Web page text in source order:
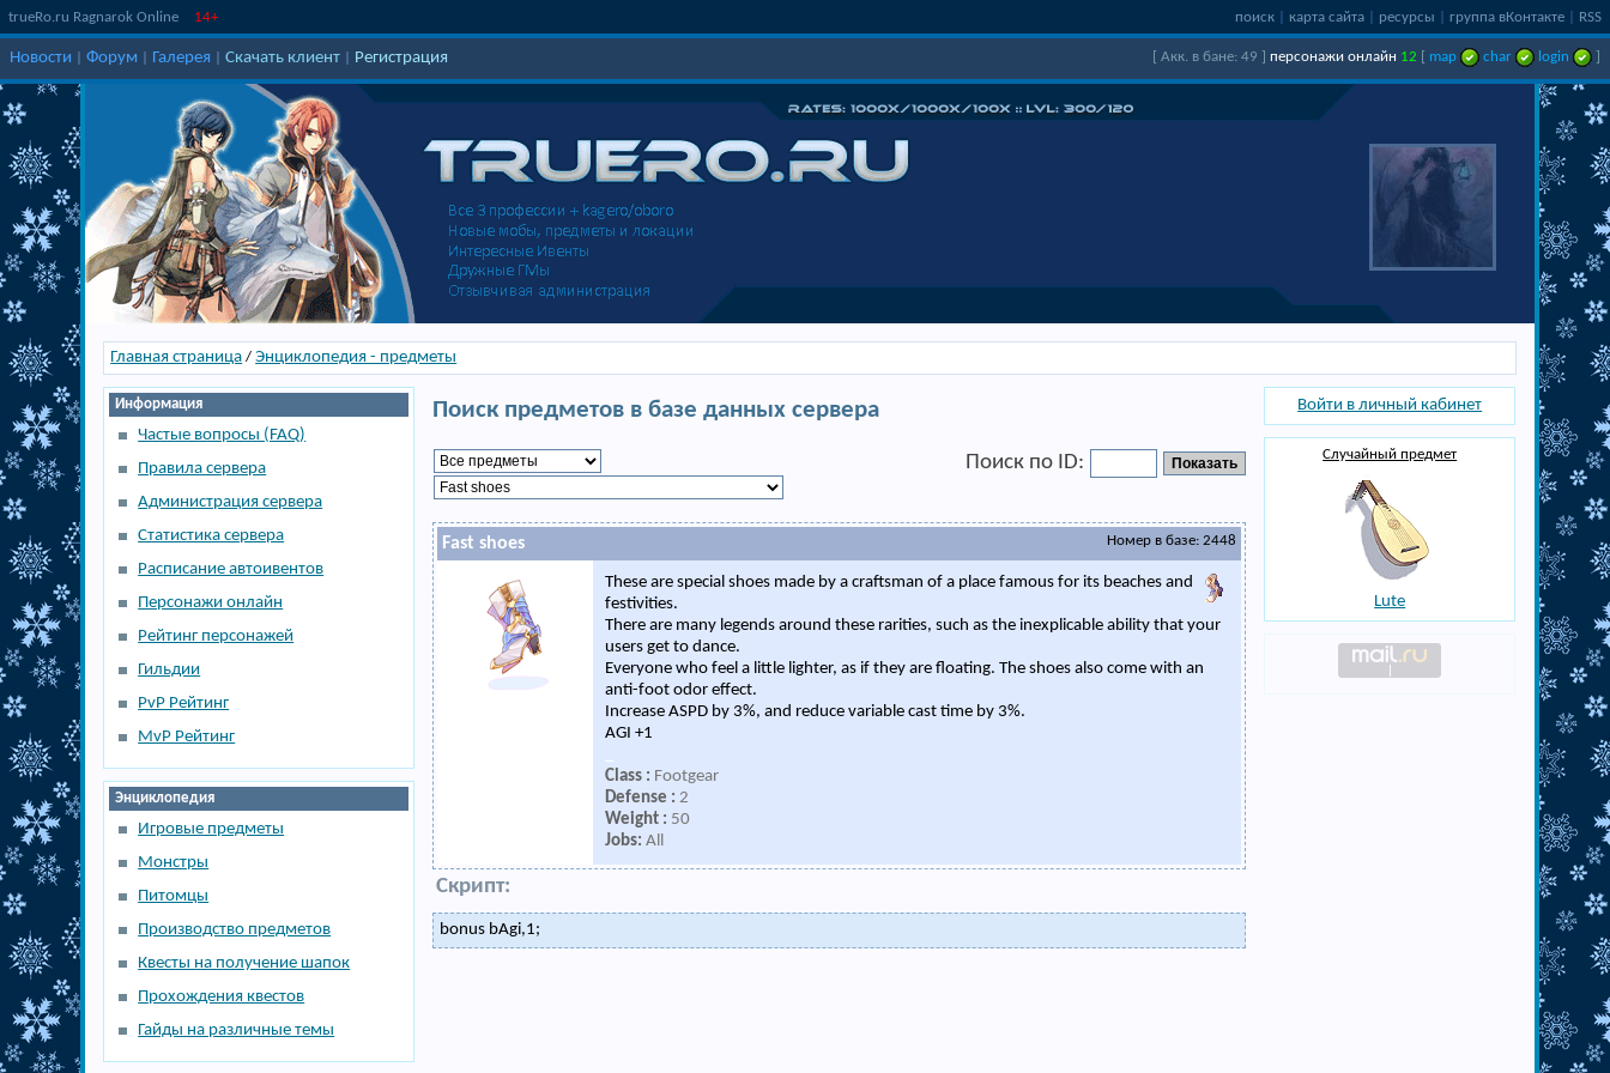
trueRo.ru Ragnarok Online 14+ поиск карта сайта ресурсы группа вКонтакте RSS
[ Акк. в бане: 49 ] персонажи онлайн 12 map char login
Новости Форум Галерея Скачать клиент Регистрация
Главная страница /Энциклопедия - предметы
Информация
Частые вопросы (FAQ)
Правила сервера
Администрация сервера
Статистика сервера
Расписание автоивентов
Персонажи онлайн
Рейтинг персонажей
Гильдии
PvP Рейтинг
MvP Рейтинг
Энциклопедия
Игровые предметы
Монстры
Питомцы
Производство предметов
Квесты на получение шапок
Прохождения квестов
Гайды на различные темы
Поиск предметов в базе данных сервера
Поиск по ID:
Номер в базе: 2448
Fast shoes
These are special shoes made by a craftsman of a place famous for its beaches and
festivities.
There are many legends around these rarities, such as the inexplicable ability that your
users get to dance.
Everyone who feel a little lighter, as if they are floating. The shoes also come with an
anti-foot odor effect.
Increase ASPD by 3%, and reduce variable cast time by 3%.
AGI +1
Class : Footgear
Defense : 2
Weight : 50
Jobs: All
Скрипт:
bonus bAgi,1;
Войти в личный кабинет
Случайный предмет
Lute